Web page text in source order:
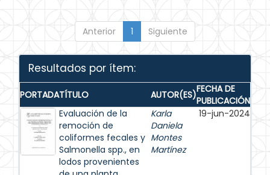
Anterior 1 Siguiente
Resultados por ítem:
PORTADATÍTULO AUTOR(ES)FECHA DE
PUBLICACIÓN
Evaluación de la
remoción de
coliformes fecales y
Salmonella spp., en
lodos provenientes
Karla
Daniela
Montes
Martínez
19-jun-2024